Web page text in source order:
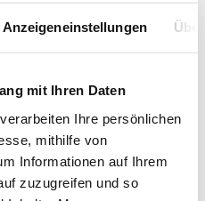
Anzeigeneinstellungen
mit Ihren Daten
verarbeiten Ihre persönlichen
mithilfe von
Informationen auf Ihrem
zuzugreifen und so